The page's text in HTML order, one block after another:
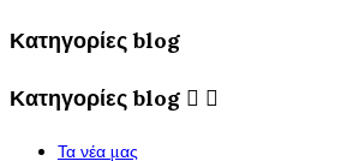
Κατηγορίες blog
Κατηγορίες blog  
Τα νέα μας